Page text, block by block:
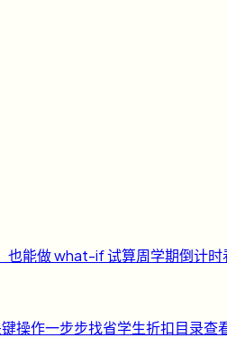
也能做 what-if 试算周学期倒计时
操作一步步找省学生折扣目录查